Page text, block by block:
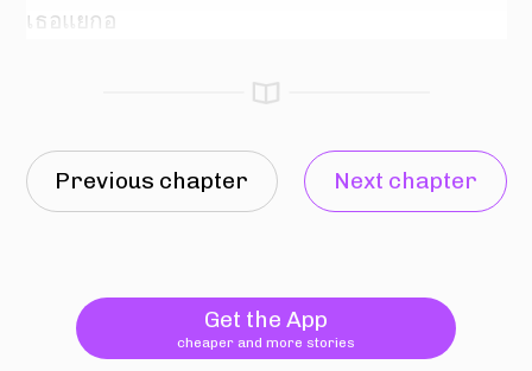
เธอแยกอ
Previous chapter Next chapter
Get the App
cheaper and more stories